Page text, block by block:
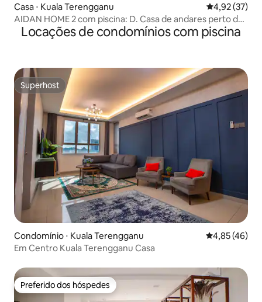
Casa ⋅ Kuala Terengganu 4,92 de uma
4,92 (37)
AIDAN HOME 2 com piscina: D. Casa de andares perto da
praia
Locações de condomínios com piscina
Superhost
Superhost
Condomínio ⋅ Kuala Terengganu 4,85 de uma
4,85 (46)
Em Centro Kuala Terengganu Casa
Preferido dos hóspedes
Preferido dos hóspedes